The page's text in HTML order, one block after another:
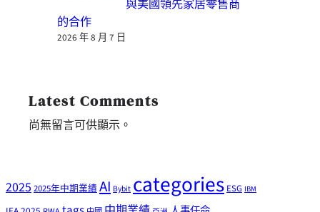
與美國領先家居零售商
的合作
2026 年 8 月 7 日
Latest Comments
尚無留言可供顯示。
20252025年中期業績AI Bybitcategories ESG IBM